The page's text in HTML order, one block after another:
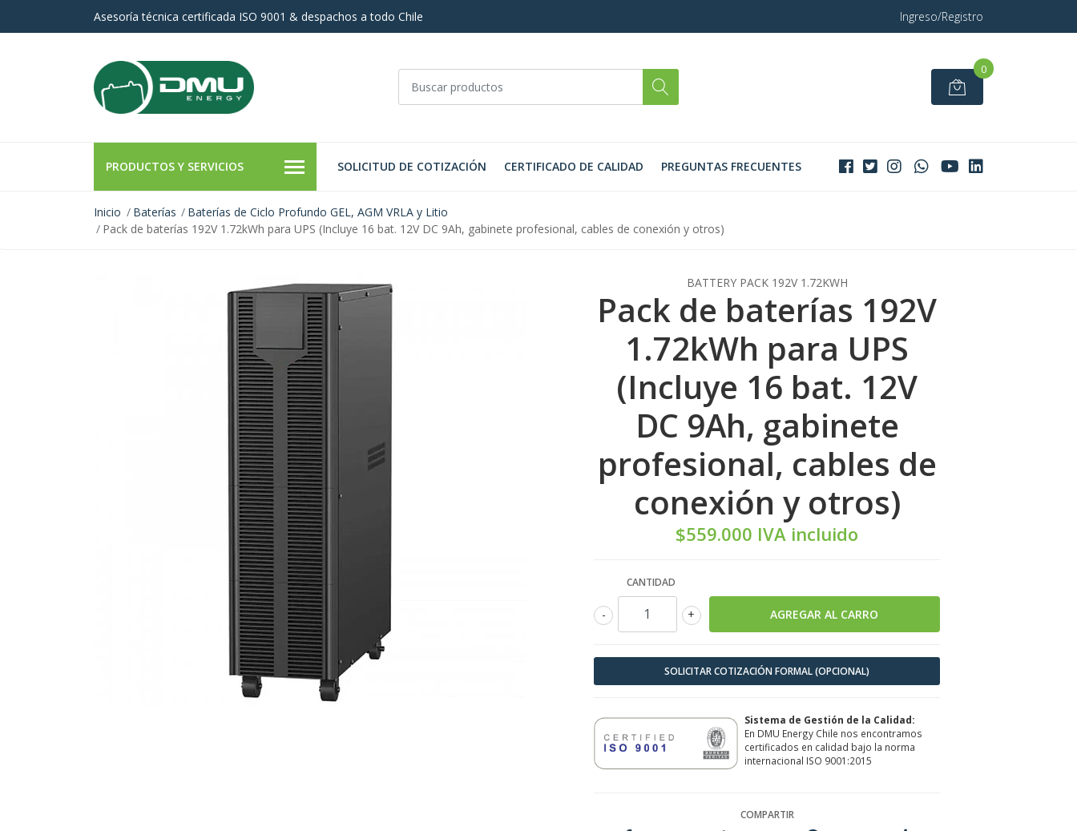
Asesoría técnica certificada ISO 9001 & despachos a todo Chile Ingreso/Registro
0
PRODUCTOS Y SERVICIOS SOLICITUD DE COTIZACIÓN CERTIFICADO DE CALIDAD PREGUNTAS FRECUENTES
Inicio Baterías
Baterías de Ciclo Profundo GEL, AGM VRLA y Litio
Pack de baterías 192V 1.72kWh para UPS (Incluye 16 bat. 12V DC 9Ah, gabinete profesional, cables de conexión y otros)
BATTERY PACK 192V 1.72KWH
Pack de baterías 192V
1.72kWh para UPS
(Incluye 16 bat. 12V
DC 9Ah, gabinete
profesional, cables de
conexión y otros)
$559.000 IVA incluido
CANTIDAD
+
-
SOLICITAR COTIZACIÓN FORMAL (OPCIONAL)
Sistema de Gestión de la Calidad:
En DMU Energy Chile nos encontramos
certificados en calidad bajo la norma
internacional ISO 9001:2015
COMPARTIR